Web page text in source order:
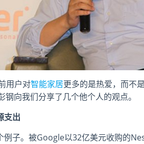
用户对智能家居更多的是热爱，而不
向我们分享了几个他个人的观点。
支出
例子。被Google以32亿美元收购的